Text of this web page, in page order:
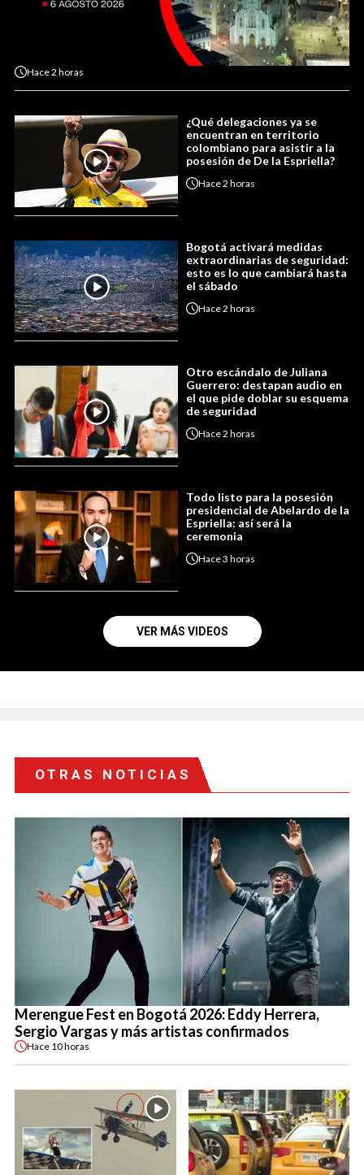
Hace2 horas
¿Qué delegaciones ya se
encuentran en territorio
colombiano para asistir a la
posesión de De la Espriella?
Hace2 horas
Bogotá activará medidas
extraordinarias de seguridad:
esto es lo que cambiará hasta
el sábado
Hace2 horas
Otro escándalo de Juliana
Guerrero: destapan audio en
el que pide doblar su esquema
de seguridad
Hace2 horas
Todo listo para la posesión
presidencial de Abelardo de la
Espriella: así será la
ceremonia
Hace3 horas
VER MÁS VIDEOS
OTRAS NOTICIAS
Merengue Fest en Bogotá 2026: Eddy Herrera,
Sergio Vargas y más artistas confirmados
Hace 10 horas